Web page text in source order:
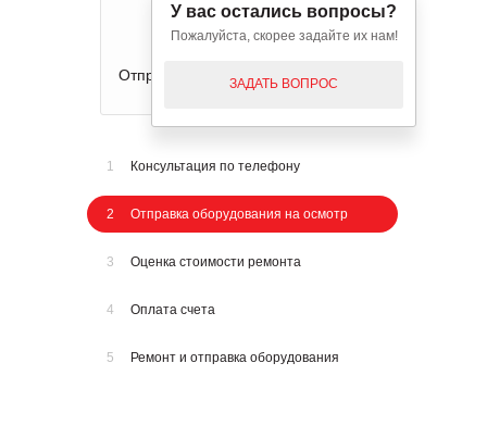
Отправка оборудования на осмотр
1 Консультация по телефону
2 Отправка оборудования на осмотр
3 Оценка стоимости ремонта
4 Оплата счета
5 Ремонт и отправка оборудования
У вас остались вопросы?
Пожалуйста, скорее задайте их нам!
ЗАДАТЬ ВОПРОС